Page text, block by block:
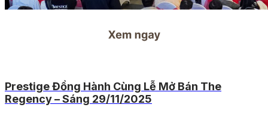
Prestige Đồng Hành Cùng Lễ Mở Bán The
Regency – Sáng 29/11/2025